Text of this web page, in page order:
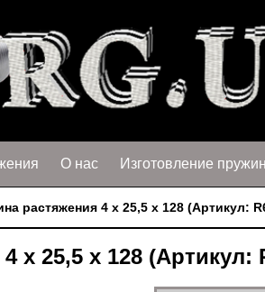
О нас Изготовление пружин
растяжения 4 х 25,5 х 128 (Артикул:
х 25,5 х 128 (Артикул: